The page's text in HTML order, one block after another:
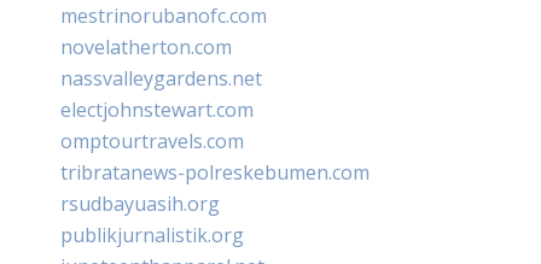
mestrinorubanofc.com
novelatherton.com
nassvalleygardens.net
electjohnstewart.com
omptourtravels.com
tribratanews-polreskebumen.com
rsudbayuasih.org
publikjurnalistik.org